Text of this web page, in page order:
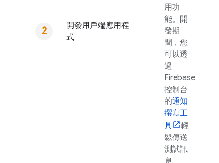
開發用戶端應用程
式
用功
能。開
發期
間，您
可以透
過
Firebase
控制台
的通知
撰寫工
具
輕
鬆傳送
測試訊
息。